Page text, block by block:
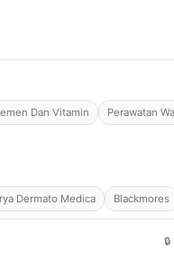
Dan Vitamin Perawatan
Dermato Medica Blackmores